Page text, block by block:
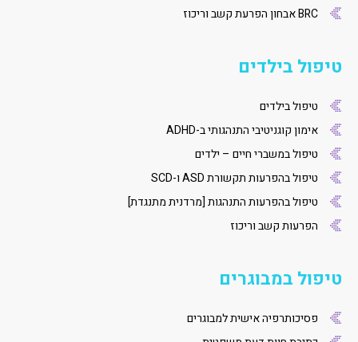
BRC אבחון הפרעת קשב וריכוז
טיפול בילדים
טיפול בילדים
אימון קוגניטיבי התנהגותי ב-ADHD
טיפול במשברי חיים – ילדים
טיפול בהפרעות תקשורת ASD ו-SCD
טיפול בהפרעות התנהגות [מרדנית מתנגדת]
הפרעות קשב וריכוז
טיפול במבוגרים
פסיכותרפיה אישית למבוגרים